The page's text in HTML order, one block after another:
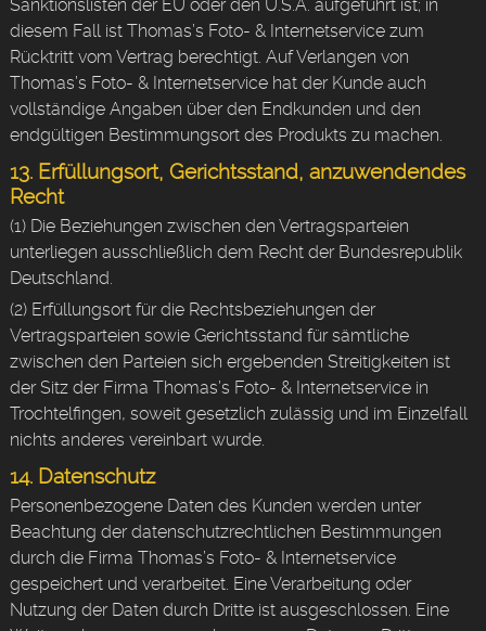
Sanktionslisten der EU oder den U.S.A. aufgeführt ist; in
diesem Fall ist Thomas’s Foto- & Internetservice zum
Rücktritt vom Vertrag berechtigt. Auf Verlangen von
Thomas’s Foto- & Internetservice hat der Kunde auch
vollständige Angaben über den Endkunden und den
endgültigen Bestimmungsort des Produkts zu machen.
13. Erfüllungsort, Gerichtsstand, anzuwendendes
Recht
(1) Die Beziehungen zwischen den Vertragsparteien
unterliegen ausschließlich dem Recht der Bundesrepublik
Deutschland.
(2) Erfüllungsort für die Rechtsbeziehungen der
Vertragsparteien sowie Gerichtsstand für sämtliche
zwischen den Parteien sich ergebenden Streitigkeiten ist
der Sitz der Firma Thomas’s Foto- & Internetservice in
Trochtelfingen, soweit gesetzlich zulässig und im Einzelfall
nichts anderes vereinbart wurde.
14. Datenschutz
Personenbezogene Daten des Kunden werden unter
Beachtung der datenschutzrechtlichen Bestimmungen
durch die Firma Thomas’s Foto- & Internetservice
gespeichert und verarbeitet. Eine Verarbeitung oder
Nutzung der Daten durch Dritte ist ausgeschlossen. Eine